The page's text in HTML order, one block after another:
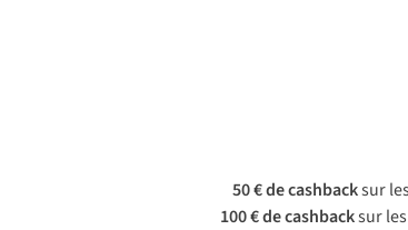
50 € de cashbacksur
100 € de cashbacksur